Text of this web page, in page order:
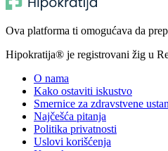
Ova platforma ti omogućava da
Hipokratija® je registrovani žig u
O nama
Kako ostaviti iskustvo
Smernice za zdravstvene
Najčešća pitanja
Politika privatnosti
Uslovi korišćenja